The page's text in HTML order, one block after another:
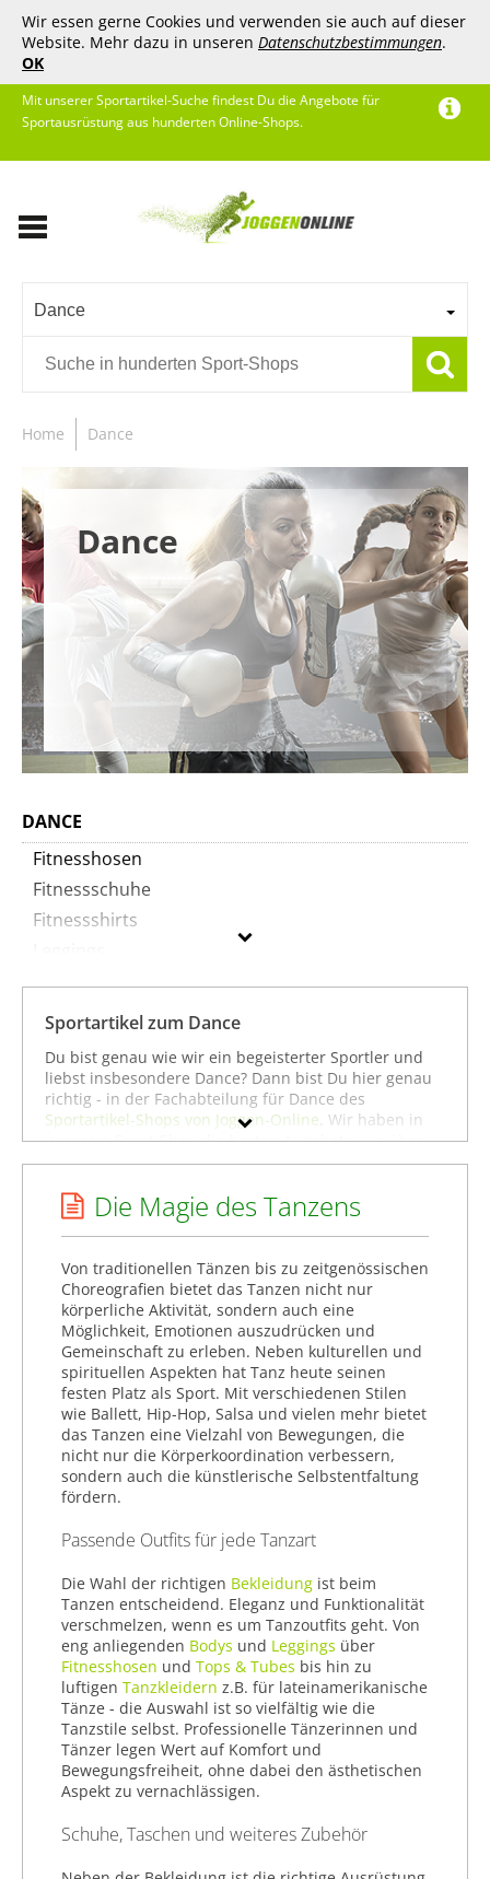
Wir essen gerne Cookies und verwenden sie auch auf dieser
Website. Mehr dazu in unseren Datenschutzbestimmungen.
OK
Mit unserer Sportartikel-Suche findest Du die Angebote für
Sportausrüstung aus hunderten Online-Shops.
Dance
Home Dance
Dance
DANCE
Fitnesshosen
Fitnessschuhe
Fitnessshirts
Sporttaschen
Tanzbekleidung
Tops & Tubes
Marke
Preis
% Sale
Farbe
Sportartikel zum Dance
Du bist genau wie wir ein begeisterter Sportler und
liebst insbesondere Dance? Dann bist Du hier genau
richtig - in der Fachabteilung für Dance des
Sportartikel-Shops von Joggen-Online . Wir haben in
unserem Sport-Shop die besten Angebote aus über
100 Online-Shops für Sportartikel zusammengestellt
Produktspektrum alles anzubieten, was man als
Sportler benötigt, wenn man sich für Dance begeistert
- ganz gleich, ob man Anfänger, ambitionierter
Amateuer-Sportler oder schon ein Profi im Dance ist.
Um gezielter zu stöbern, kannst Du Dich auch direkt
in den Unterkategorien wieFitnesshosen,
Fitnessschuhe oderFitnessshirtsumschauen. Dort
findest Du eine große Auswahl an Sportartikeln von
bekannten Marken wie Generic,Winshapeoder
Generisch. Viel Spaß beim Stöbern! Hoffentlich findest
Du bei uns genau das, was Du zum Dance benötigst.
Die Magie des Tanzens
Von traditionellen Tänzen bis zu zeitgenössischen
Choreografien bietet das Tanzen nicht nur
körperliche Aktivität, sondern auch eine
Möglichkeit, Emotionen auszudrücken und
Gemeinschaft zu erleben. Neben kulturellen und
spirituellen Aspekten hat Tanz heute seinen
festen Platz als Sport. Mit verschiedenen Stilen
wie Ballett, Hip-Hop, Salsa und vielen mehr bietet
das Tanzen eine Vielzahl von Bewegungen, die
nicht nur die Körperkoordination verbessern,
sondern auch die künstlerische Selbstentfaltung
fördern.
Passende Outfits für jede Tanzart
Die Wahl der richtigen Bekleidung ist beim
Tanzen entscheidend. Eleganz und Funktionalität
verschmelzen, wenn es um Tanzoutfits geht. Von
eng anliegenden Bodys und Leggings über
Fitnesshosen und Tops & Tubes bis hin zu
luftigen Tanzkleidern z.B. für lateinamerikanische
Tänze - die Auswahl ist so vielfältig wie die
Tanzstile selbst. Professionelle Tänzerinnen und
Tänzer legen Wert auf Komfort und
Bewegungsfreiheit, ohne dabei den ästhetischen
Aspekt zu vernachlässigen.
Schuhe, Taschen und weiteres Zubehör